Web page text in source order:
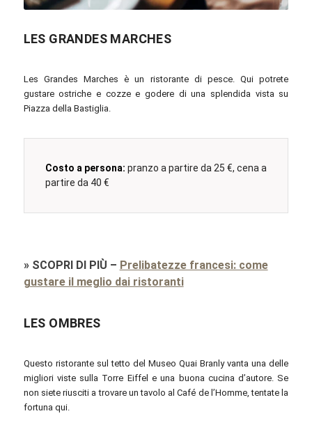
Public Domain
LES GRANDES MARCHES
Les Grandes Marches è un ristorante di pesce. Qui potrete
gustare ostriche e cozze e godere di una splendida vista su
Piazza della Bastiglia.
Costo a persona: pranzo a partire da 25 €, cena a
partire da 40 €
» SCOPRI DI PIÙ – Prelibatezze francesi: come
gustare il meglio dai ristoranti
LES OMBRES
Questo ristorante sul tetto del Museo Quai Branly vanta una delle
migliori viste sulla Torre Eiffel e una buona cucina d’autore. Se
non siete riusciti a trovare un tavolo al Café de l’Homme, tentate la
fortuna qui.